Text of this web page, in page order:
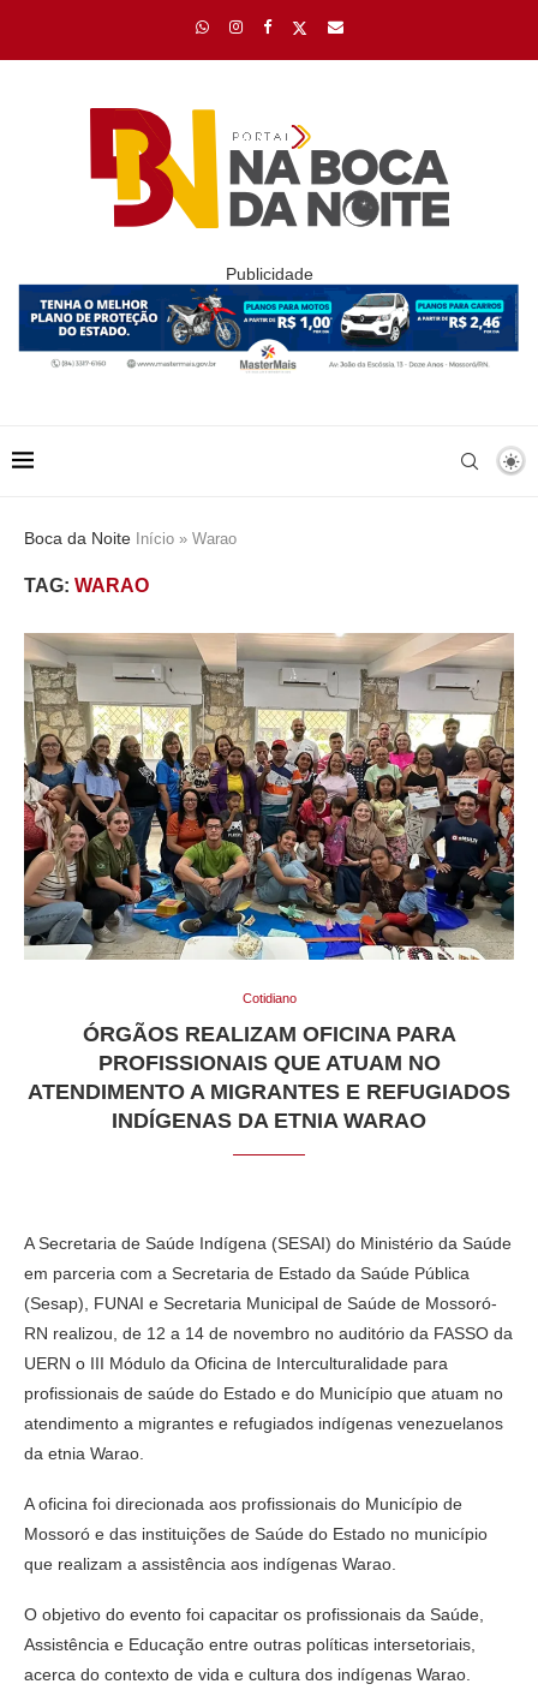
Publicidade
Boca da Noite Início » Warao
TAG: WARAO
Cotidiano
ÓRGÃOS REALIZAM OFICINA PARA
PROFISSIONAIS QUE ATUAM NO
ATENDIMENTO A MIGRANTES E REFUGIADOS
INDÍGENAS DA ETNIA WARAO
A Secretaria de Saúde Indígena (SESAI) do Ministério da Saúde
em parceria com a Secretaria de Estado da Saúde Pública
(Sesap), FUNAI e Secretaria Municipal de Saúde de Mossoró-
RN realizou, de 12 a 14 de novembro no auditório da FASSO da
UERN o III Módulo da Oficina de Interculturalidade para
profissionais de saúde do Estado e do Município que atuam no
atendimento a migrantes e refugiados indígenas venezuelanos
da etnia Warao.
A oficina foi direcionada aos profissionais do Município de
Mossoró e das instituições de Saúde do Estado no município
que realizam a assistência aos indígenas Warao.
O objetivo do evento foi capacitar os profissionais da Saúde,
Assistência e Educação entre outras políticas intersetoriais,
acerca do contexto de vida e cultura dos indígenas Warao.